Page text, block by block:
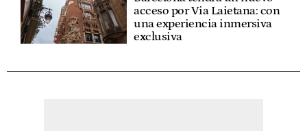
acceso por Via Laietana: con
una experiencia inmersiva
exclusiva